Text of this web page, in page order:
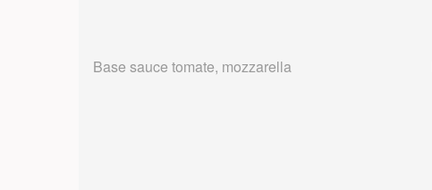
Base sauce tomate, mozzarella